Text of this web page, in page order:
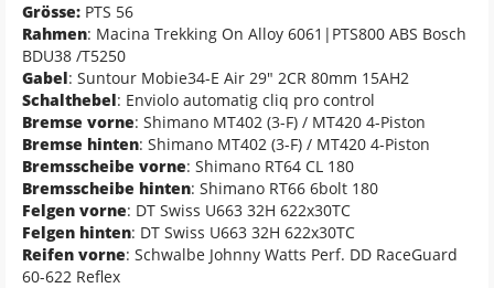
Grösse: PTS 56
Rahmen: Macina Trekking On Alloy 6061|PTS800 ABS Bosch
BDU38 /T5250
Gabel: Suntour Mobie34-E Air 29" 2CR 80mm 15AH2
Schalthebel: Enviolo automatig cliq pro control
Bremse vorne: Shimano MT402 (3-F) / MT420 4-Piston
Bremse hinten: Shimano MT402 (3-F) / MT420 4-Piston
Bremsscheibe vorne: Shimano RT64 CL 180
Bremsscheibe hinten: Shimano RT66 6bolt 180
Felgen vorne: DT Swiss U663 32H 622x30TC
Felgen hinten: DT Swiss U663 32H 622x30TC
Reifen vorne: Schwalbe Johnny Watts Perf. DD RaceGuard
60-622 Reflex